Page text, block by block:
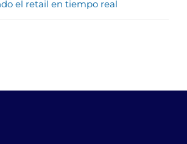
el retail en tiempo real